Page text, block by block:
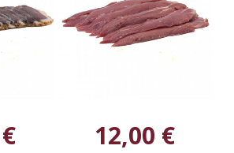
12,00 €